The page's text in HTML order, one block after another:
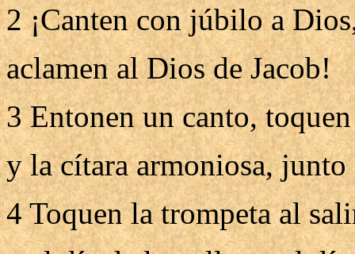
2 ¡Canten con júbilo a
aclamen al Dios de Jacob!
3 Entonen un canto,
y la cítara armoniosa, junto
4 Toquen la trompeta al